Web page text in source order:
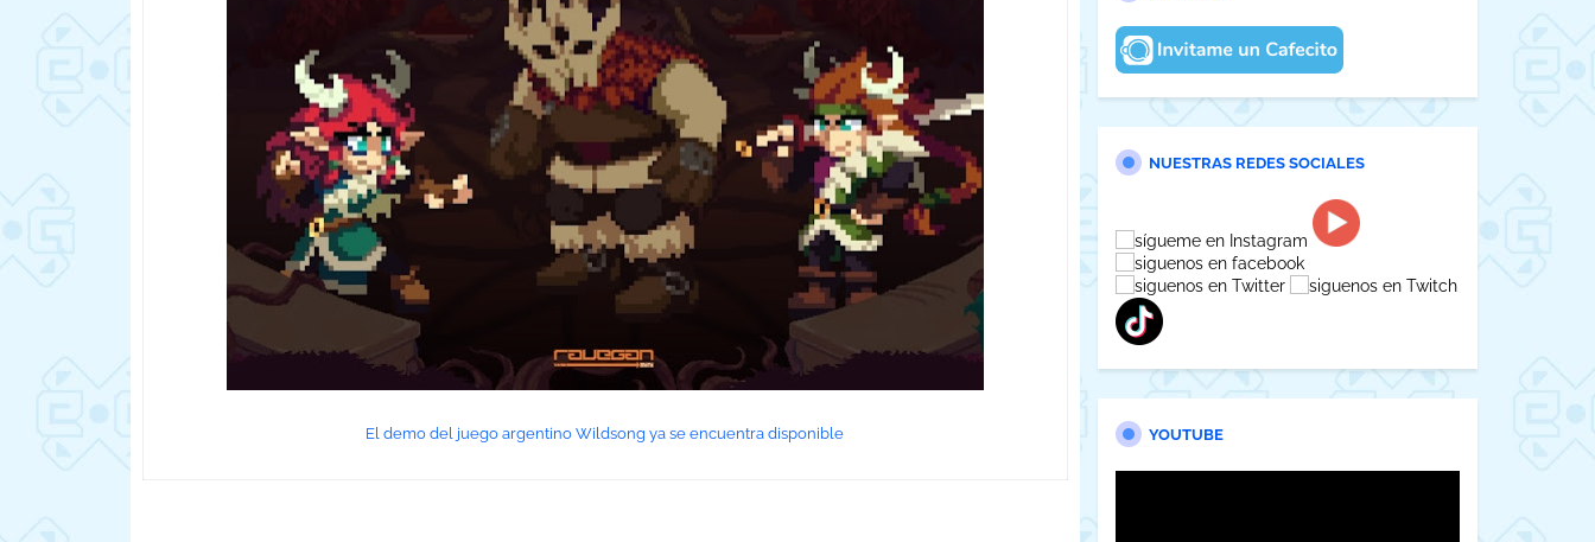
El demo del juego argentino Wildsong ya se encuentra disponible
NUESTRAS REDES SOCIALES
YOUTUBE